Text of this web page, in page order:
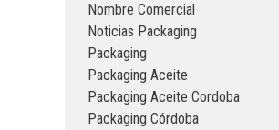
Nombre Comercial
Noticias Packaging
Packaging
Packaging Aceite
Packaging Aceite Cordoba
Packaging Córdoba